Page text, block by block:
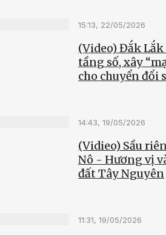
15:13, 22/05/2026
(Video) Đắk Lắk
tầng số, xây
cho chuyển đổi
14:43, 19/05/2026
(Vidieo) Sầu
Nô - Hương vị
đất Tây Nguyên
11:31, 19/05/2026